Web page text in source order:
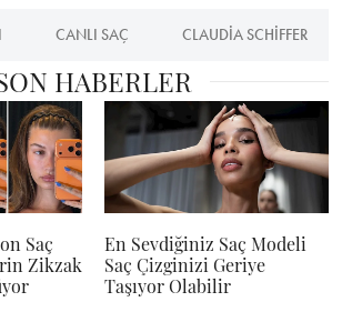
CANLI SAÇ CLAUDIA SCHIFFER
HABERLER
Saç
Zikzak
En Sevdiğiniz Saç Modeli
Saç Çizginizi Geriye
Taşıyor Olabilir